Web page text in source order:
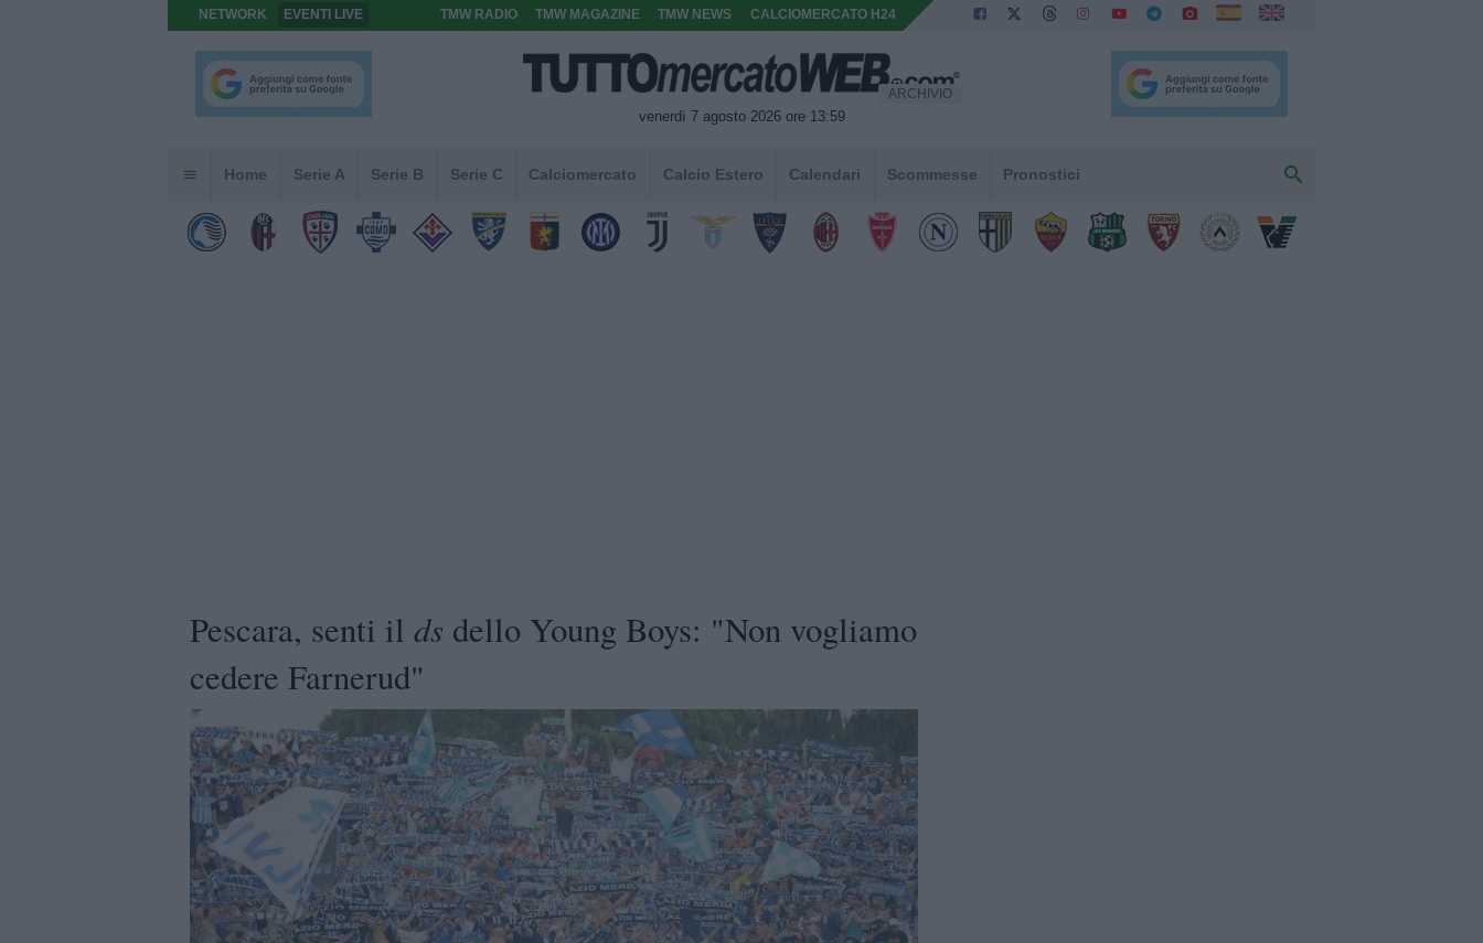
NETWORK EVENTI LIVE TMW RADIO TMW MAGAZINE TMW NEWS CALCIOMERCATO H24
venerdì 7 agosto 2026 ore 13:59
ARCHIVIO
Home Serie A Serie B Serie C Calciomercato Calcio Estero Calendari Scommesse Pronostici
Pescara, senti il ds dello Young Boys: "Non vogliamo
cedere Farnerud"